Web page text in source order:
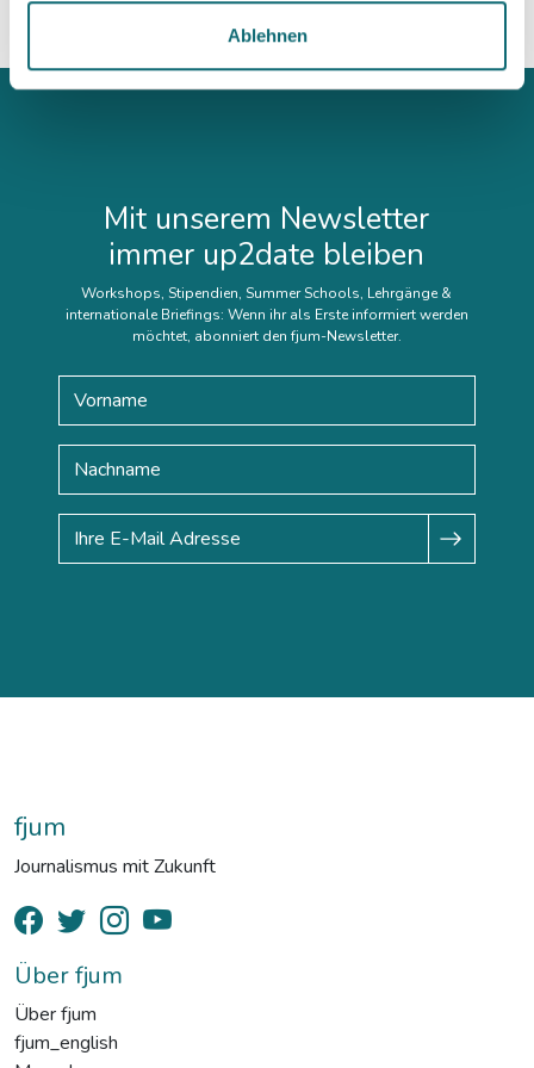
Ablehnen
Mit unserem Newsletter
immer up2date bleiben
Workshops, Stipendien, Summer Schools, Lehrgänge &
internationale Briefings: Wenn ihr als Erste informiert werden
möchtet, abonniert den fjum-Newsletter.
fjum
Journalismus mit Zukunft
Über fjum
Über fjum
fjum_english